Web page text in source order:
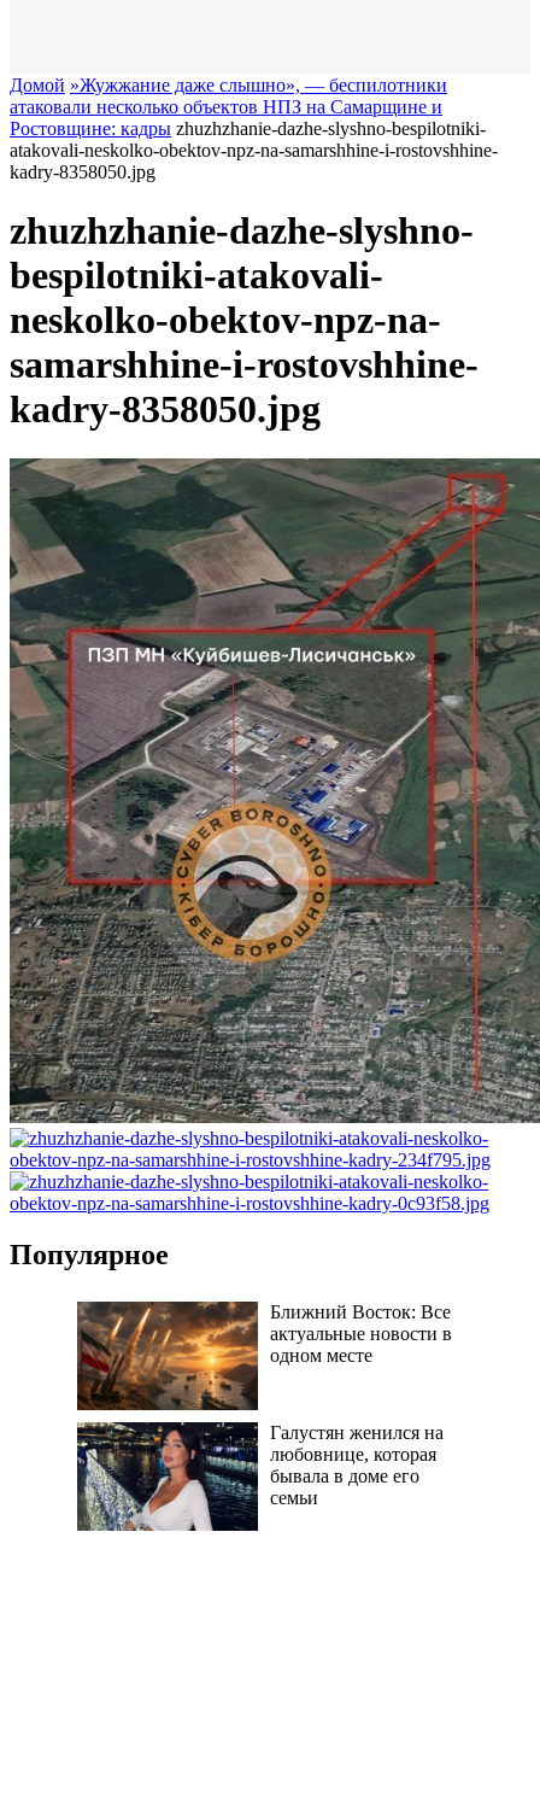
Домой ​»Жужжание даже слышно», — беспилотники
атаковали несколько объектов НПЗ на Самарщине и
Ростовщине: кадры zhuzhzhanie-dazhe-slyshno-bespilotniki-
atakovali-neskolko-obektov-npz-na-samarshhine-i-rostovshhine-
kadry-8358050.jpg
zhuzhzhanie-dazhe-slyshno-
bespilotniki-atakovali-
neskolko-obektov-npz-na-
samarshhine-i-rostovshhine-
kadry-8358050.jpg
Популярное
Ближний Восток: Все
актуальные новости в
одном месте
Галустян женился на
любовнице, которая
бывала в доме его
семьи